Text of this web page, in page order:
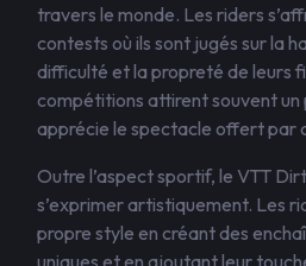
travers le monde. Les riders
contests où ils sont jugés sur la
difficulté et la propreté de leurs
compétitions attirent souvent un
apprécie le spectacle offert par
Outre l’aspect sportif, le VTT
s’exprimer artistiquement. Les
propre style en créant des
uniques et en ajoutant leur